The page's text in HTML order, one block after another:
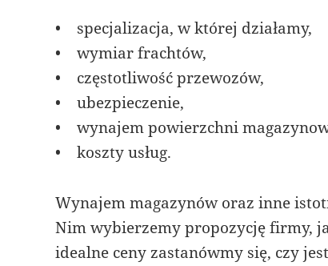
• specjalizacja, w której działamy,
• wymiar frachtów,
• częstotliwość przewozów,
• ubezpieczenie,
• wynajem powierzchni
• koszty usług.
Wynajem magazynów oraz inne
Nim wybierzemy propozycję firmy,
idealne ceny zastanówmy się, czy